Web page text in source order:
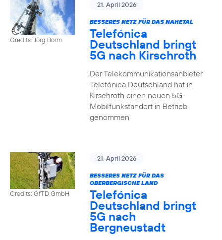
Credits: Jörg Borm
21. April 2026
BESSERES NETZ FÜR DAS NAHETAL
Telefónica
Deutschland bringt
5G nach Kirschroth
Der Telekommunikationsanbieter
Telefónica Deutschland hat in
Kirschroth einen neuen 5G-
Mobilfunkstandort in Betrieb
genommen
Credits: GfTD GmbH
21. April 2026
BESSERES NETZ FÜR DAS
OBERBERGISCHE LAND
Telefónica
Deutschland bringt
5G nach
Bergneustadt